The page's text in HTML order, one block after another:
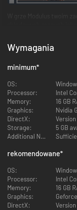
W grze Modulus twoim
składowych znanych
to od ciebie zależy, w
całkowitą wolność w
konstrukcję
Budynki, które tworzysz,
wyprodukowanych przez
zobaczysz rozwój
się widoczną częścią
Wymagania
minimum*
OS:
Processor:
Memory:
16 GB
Graphics:
DirectX:
Version
Storage:
5 GB
Additional Notes:
rekomendowane*
OS:
Processor:
Intel
Memory:
16 GB
Graphics:
DirectX:
Version